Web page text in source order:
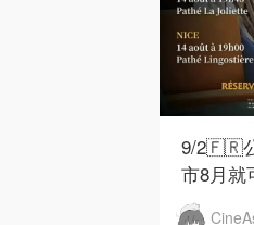
9/2🇫🇷
市8月就